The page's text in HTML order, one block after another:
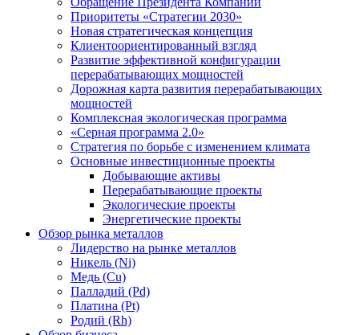
Приоритеты «Стратегии 2030»
Новая стратегическая концепция
Клиентоориентированный взгляд
Развитие эффективной конфигурации
перерабатывающих мощностей
Дорожная карта развития перерабатывающих
мощностей
Комплексная экологическая программа
«Серная программа 2.0»
Стратегия по борьбе с изменением климата
Основные инвестиционные проекты
Добывающие активы
Перерабатывающие проекты
Экологические проекты
Энергетические проекты
Обзор рынка металлов
Лидерство на рынке металлов
Никель (Ni)
Медь (Cu)
Палладий (Pd)
Платина (Pt)
Родий (Rh)